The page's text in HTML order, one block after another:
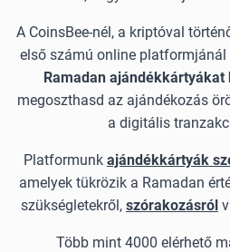
A CoinsBee-nél, a kriptóval
első számú online
Ramadan
megoszthasd az ajándékozás
a digitális
Platformunk ajándékkártyák
amelyek tükrözik a Ramadan
szükségletekről, szórakozásról
Több mint 4000 elérhető